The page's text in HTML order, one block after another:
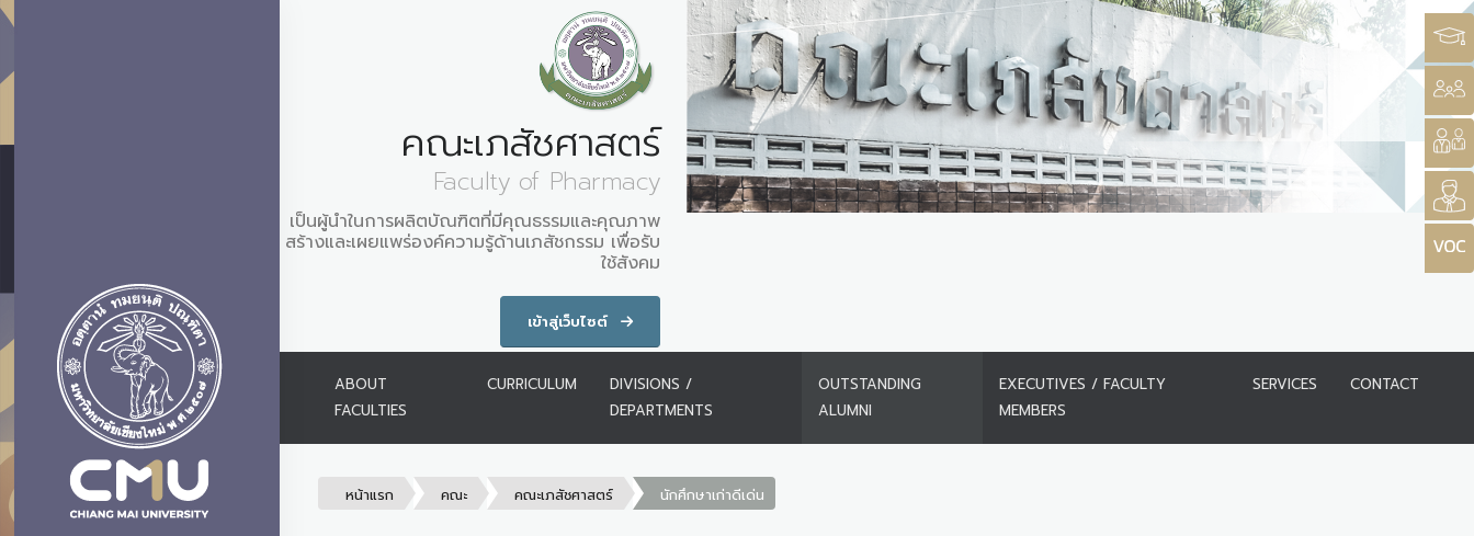
คณะเภสัชศาสตร์
Faculty of Pharmacy
เป็นผู้นำในการผลิตบัณฑิตที่มีคุณธรรมและคุณภาพ
สร้างและเผยแพร่องค์ความรู้ด้านเภสัชกรรม เพื่อรับ
ใช้สังคม
เข้าสู่เว็บไซต์
ABOUT
FACULTIES
CURRICULUM
DIVISIONS /
DEPARTMENTS
OUTSTANDING
ALUMNI
EXECUTIVES / FACULTY
MEMBERS
SERVICES CONTACT
หน้าแรก คณะ คณะเภสัชศาสตร์ นักศึกษาเก่าดีเด่น